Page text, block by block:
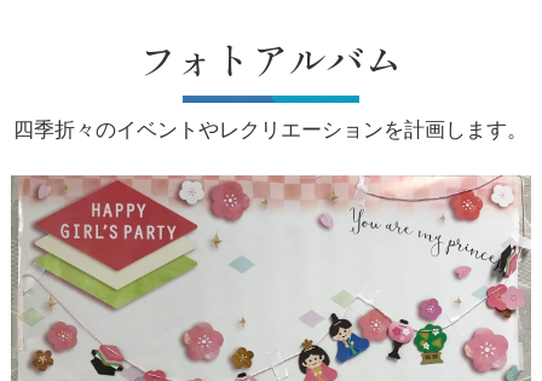
フォトアルバム
四季折々のイベントやレクリエーションを計画します。